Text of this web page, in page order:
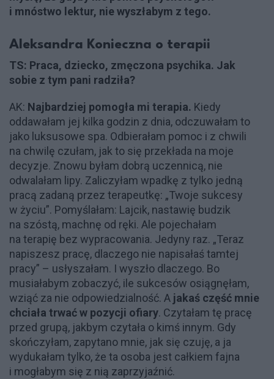
i mnóstwo lektur, nie wyszłabym z tego.
Aleksandra Konieczna o terapii
TS: Praca, dziecko, zmęczona psychika. Jak
sobie z tym pani radziła?
AK: Najbardziej pomogła mi terapia. Kiedy
oddawałam jej kilka godzin z dnia, odczuwałam to
jako luksusowe spa. Odbierałam pomoc i z chwili
na chwilę czułam, jak to się przekłada na moje
decyzje. Znowu byłam dobrą uczennicą, nie
odwalałam lipy. Zaliczyłam wpadkę z tylko jedną
pracą zadaną przez terapeutkę: „Twoje sukcesy
w życiu”. Pomyślałam: Lajcik, nastawię budzik
na szóstą, machnę od ręki. Ale pojechałam
na terapię bez wypracowania. Jedyny raz. „Teraz
napiszesz pracę, dlaczego nie napisałaś tamtej
pracy” – usłyszałam. I wyszło dlaczego. Bo
musiałabym zobaczyć, ile sukcesów osiągnęłam,
wziąć za nie odpowiedzialność. A jakaś część mnie
chciała trwać w pozycji ofiary. Czytałam tę pracę
przed grupą, jakbym czytała o kimś innym. Gdy
skończyłam, zapytano mnie, jak się czuję, a ja
wydukałam tylko, że ta osoba jest całkiem fajna
i mogłabym się z nią zaprzyjaźnić.